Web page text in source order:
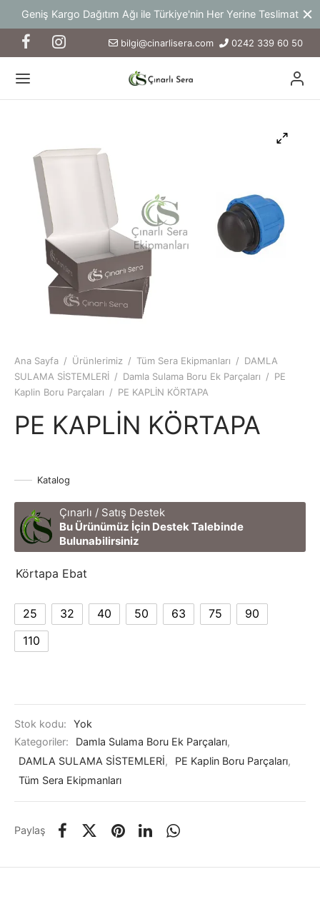
Türkiye'nin Her Yerine Teslimat Yeni Ürün ve
bilgi@cinarlisera.com 0242 339 60 50
Ana Sayfa / Ürünlerimiz / Tüm Sera Ekipmanları / DAMLA
SULAMA SİSTEMLERİ / Damla Sulama Boru Ek Parçaları / PE
Kaplin Boru Parçaları / PE KAPLİN KÖRTAPA
PE KAPLİN KÖRTAPA
Katalog
Çınarlı / Satış Destek
Bu Ürünümüz İçin Destek Talebinde
Bulunabilirsiniz
Körtapa Ebat
25 32 40 50 63 75
90
110
Stok kodu:
Yok
Kategoriler:
Damla Sulama Boru Ek Parçaları,
DAMLA SULAMA SİSTEMLERİ, PE Kaplin Boru Parçaları,
Tüm Sera Ekipmanları
Paylaş